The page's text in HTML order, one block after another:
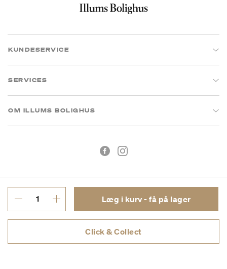
Læg i kurv - få på lager
Click & Collect
KUNDESERVICE
SERVICES
OM ILLUMS BOLIGHUS
CVR: 26573394